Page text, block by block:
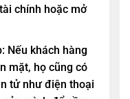
chính hoặc mở
Nếu khách hàng
mặt, họ cũng có
tử như điện thoại